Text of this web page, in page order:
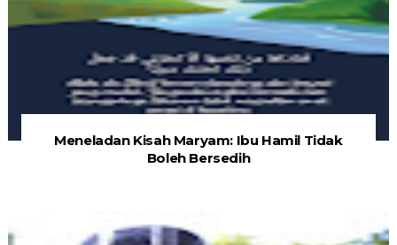
Meneladan Kisah Maryam: Ibu Hamil Tidak
Boleh Bersedih